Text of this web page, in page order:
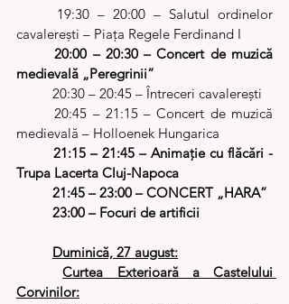
cavalereşti – Piaţa Regele Ferdinand I
20:00 – 20:30 – Concert de muzică
medievală „Peregrinii”
	20:30 – 20:45 – Întreceri cavalereşti
	20:45 – 21:15 – Concert de muzică
medievală – Holloenek Hungarica
21:15 – 21:45 – Animaţie cu flăcări -
Trupa Lacerta Cluj-Napoca
21:45 – 23:00 – CONCERT „HARA”
23:00 – Focuri de artificii
Duminică, 27 august:
Curtea Exterioară a Castelului
Corvinilor: